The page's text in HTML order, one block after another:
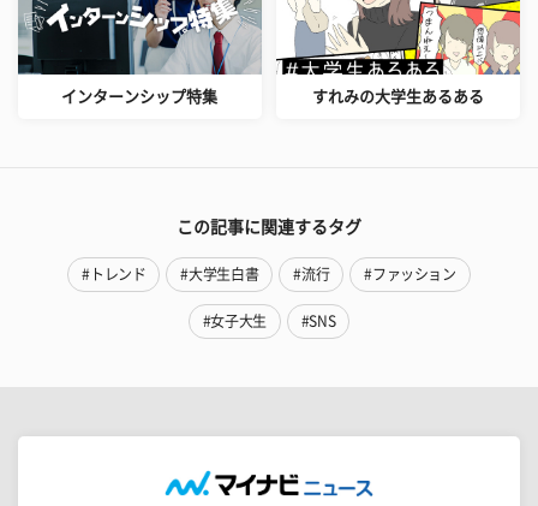
インターンシップ特集 すれみの大学生あるある
この記事に関連するタグ
#トレンド #大学生白書 #流行 #ファッション
#女子大生 #SNS